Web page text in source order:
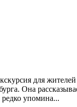
для
Она
упомина...